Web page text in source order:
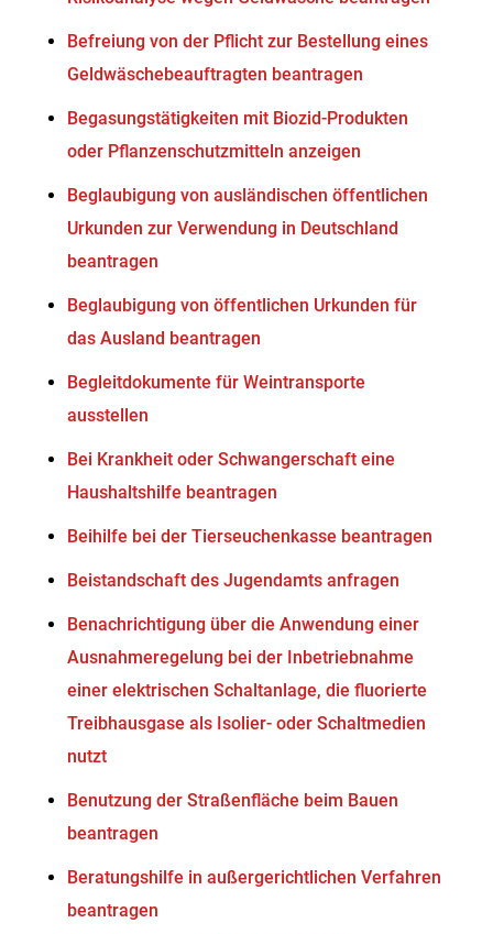
Befreiung von der Pflicht zur Bestellung eines
Geldwäschebeauftragten beantragen
Begasungstätigkeiten mit Biozid-Produkten
oder Pflanzenschutzmitteln anzeigen
Beglaubigung von ausländischen öffentlichen
Urkunden zur Verwendung in Deutschland
beantragen
Beglaubigung von öffentlichen Urkunden für
das Ausland beantragen
Begleitdokumente für Weintransporte
ausstellen
Bei Krankheit oder Schwangerschaft eine
Haushaltshilfe beantragen
Beihilfe bei der Tierseuchenkasse beantragen
Beistandschaft des Jugendamts anfragen
Benachrichtigung über die Anwendung einer
Ausnahmeregelung bei der Inbetriebnahme
einer elektrischen Schaltanlage, die fluorierte
Treibhausgase als Isolier- oder Schaltmedien
nutzt
Benutzung der Straßenfläche beim Bauen
beantragen
Beratungshilfe in außergerichtlichen Verfahren
beantragen